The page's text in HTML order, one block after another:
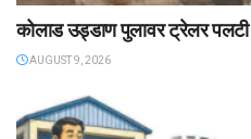
कोलाड उड्डाण पुलावर ट्रेलर पलटी
AUGUST 9, 2026